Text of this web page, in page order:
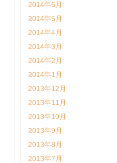
2014年6月
2014年5月
2014年4月
2014年3月
2014年2月
2014年1月
2013年12月
2013年11月
2013年10月
2013年9月
2013年8月
2013年7月